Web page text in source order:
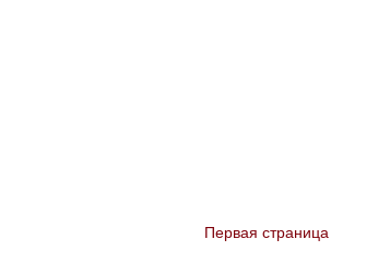
You are here
Первая страница